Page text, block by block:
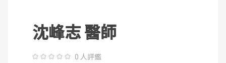
沈峰志 醫師
0 人評鑑